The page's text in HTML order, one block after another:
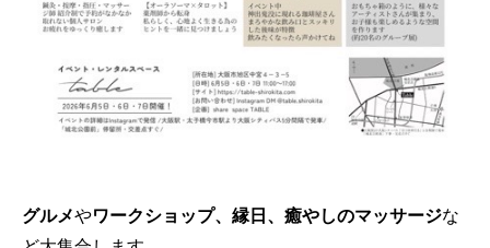
グルメやワークショップ、縁日、癒やしのマッサージな